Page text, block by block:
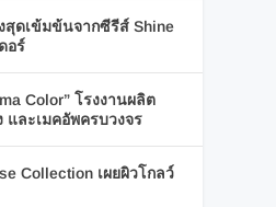
สุดเข้มข้นจากซีรีส์ Shine
อร์
Color” โรงงานผลิต
และเมคอัพครบวงจร
Collection เผยผิวโกลว์